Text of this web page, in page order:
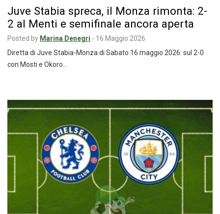
Juve Stabia spreca, il Monza rimonta: 2-
2 al Menti e semifinale ancora aperta
Posted by Marina Denegri - 16 Maggio 2026
Diretta di Juve Stabia-Monza di Sabato 16 maggio 2026: sul 2-0
con Mosti e Okoro…